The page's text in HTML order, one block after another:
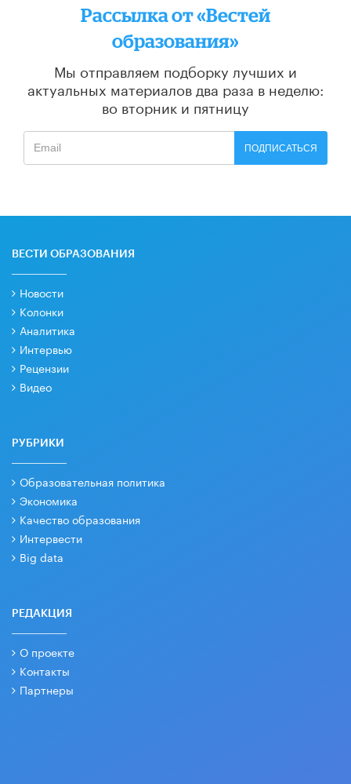
Рассылка от «Вестей
образования»
Мы отправляем подборку лучших и
актуальных материалов два раза в неделю:
во вторник и пятницу
ПОДПИСАТЬСЯ
ВЕСТИ ОБРАЗОВАНИЯ
Новости
Колонки
Аналитика
Интервью
Рецензии
Видео
РУБРИКИ
Образовательная политика
Экономика
Качество образования
Интервести
Big data
РЕДАКЦИЯ
О проекте
Контакты
Партнеры